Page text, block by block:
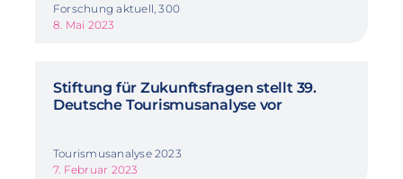
Forschung aktuell, 300
8. Mai 2023
Stiftung für Zukunftsfragen stellt 39.
Deutsche Tourismusanalyse vor
Tourismusanalyse 2023
7. Februar 2023